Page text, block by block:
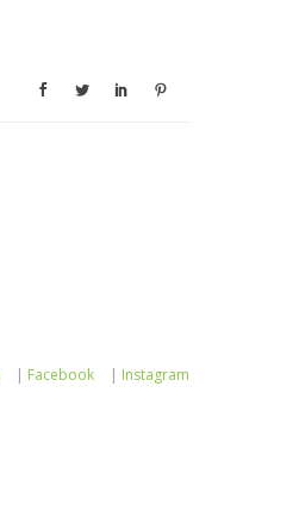
| Facebook | Instagram